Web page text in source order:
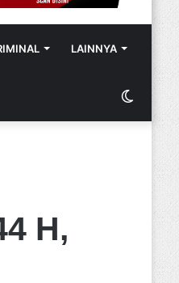
LAINNYA
Switch
skin
H,